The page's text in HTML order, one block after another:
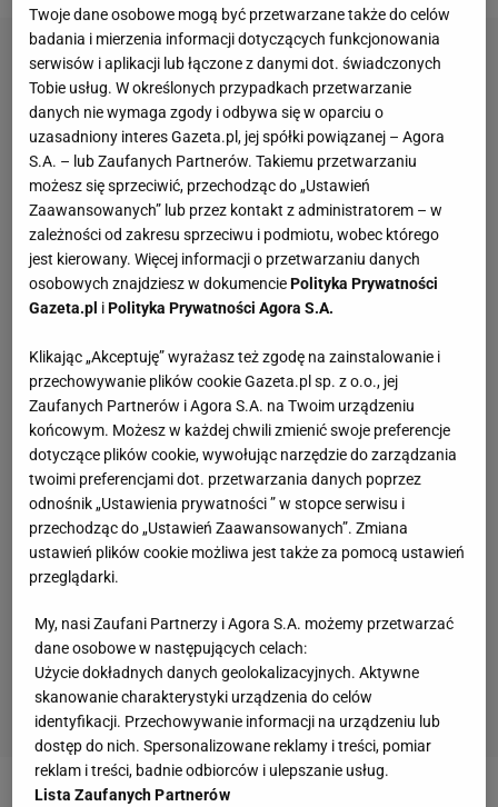
Twoje dane osobowe mogą być przetwarzane także do celów
badania i mierzenia informacji dotyczących funkcjonowania
serwisów i aplikacji lub łączone z danymi dot. świadczonych
Tobie usług. W określonych przypadkach przetwarzanie
danych nie wymaga zgody i odbywa się w oparciu o
uzasadniony interes Gazeta.pl, jej spółki powiązanej – Agora
S.A. – lub Zaufanych Partnerów. Takiemu przetwarzaniu
możesz się sprzeciwić, przechodząc do „Ustawień
Zaawansowanych” lub przez kontakt z administratorem – w
zależności od zakresu sprzeciwu i podmiotu, wobec którego
jest kierowany. Więcej informacji o przetwarzaniu danych
osobowych znajdziesz w dokumenciePolityka Prywatności
Gazeta.pl iPolityka Prywatności Agora S.A.
Klikając „Akceptuję” wyrażasz też zgodę na zainstalowanie i
przechowywanie plików cookie Gazeta.pl sp. z o.o., jej
Zaufanych Partnerów i Agora S.A. na Twoim urządzeniu
końcowym. Możesz w każdej chwili zmienić swoje preferencje
dotyczące plików cookie, wywołując narzędzie do zarządzania
twoimi preferencjami dot. przetwarzania danych poprzez
odnośnik „Ustawienia prywatności ” w stopce serwisu i
przechodząc do „Ustawień Zaawansowanych”. Zmiana
ustawień plików cookie możliwa jest także za pomocą ustawień
przeglądarki.
My, nasi Zaufani Partnerzy i Agora S.A. możemy przetwarzać
dane osobowe w następujących celach:
Użycie dokładnych danych geolokalizacyjnych. Aktywne
skanowanie charakterystyki urządzenia do celów
identyfikacji. Przechowywanie informacji na urządzeniu lub
dostęp do nich. Spersonalizowane reklamy i treści, pomiar
reklam i treści, badnie odbiorców i ulepszanie usług.
Lista Zaufanych Partnerów